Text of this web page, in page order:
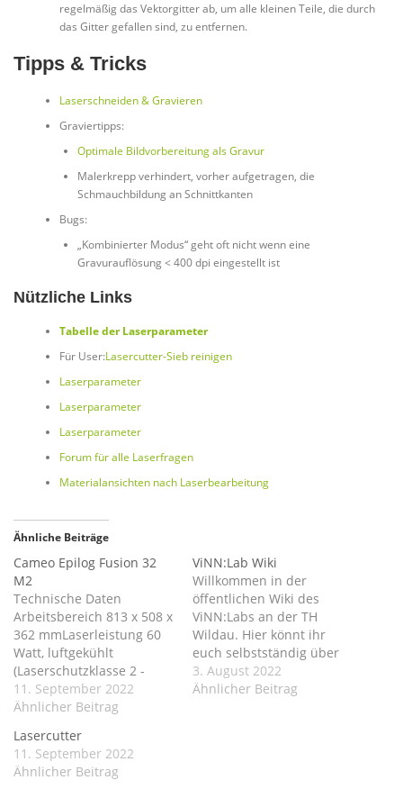
regelmäßig das Vektorgitter ab, um alle kleinen Teile, die durch
das Gitter gefallen sind, zu entfernen.
Tipps & Tricks
Laserschneiden & Gravieren
Graviertipps:
Optimale Bildvorbereitung als Gravur
Malerkrepp verhindert, vorher aufgetragen, die
Schmauchbildung an Schnittkanten
Bugs:
„Kombinierter Modus“ geht oft nicht wenn eine
Gravurauflösung < 400 dpi eingestellt ist
Nützliche Links
Tabelle der Laserparameter
Für User:Lasercutter-Sieb reinigen
Laserparameter
Laserparameter
Laserparameter
Forum für alle Laserfragen
Materialansichten nach Laserbearbeitung
Ähnliche Beiträge
Cameo Epilog Fusion 32
M2
Technische Daten
Arbeitsbereich 813 x 508 x
362 mmLaserleistung 60
Watt, luftgekühlt
(Laserschutzklasse 2 -
geschlossen)CO2-Laser,
Wellenlänge 10,64 µm
- 5 kHz75 bis 1200 dpi
Gravur Auflösung
Einsatzgebiet Der Cameo
11. September 2022
Ähnlicher Beitrag
ViNN:Lab Wiki
Willkommen in der
öffentlichen Wiki des
ViNN:Labs an der TH
Wildau. Hier könnt ihr
euch selbstständig über
unsere Ausstattung und
ihre Bedienung
3. August 2022
Ähnlicher Beitrag
Lasercutter
11. September 2022
Ähnlicher Beitrag